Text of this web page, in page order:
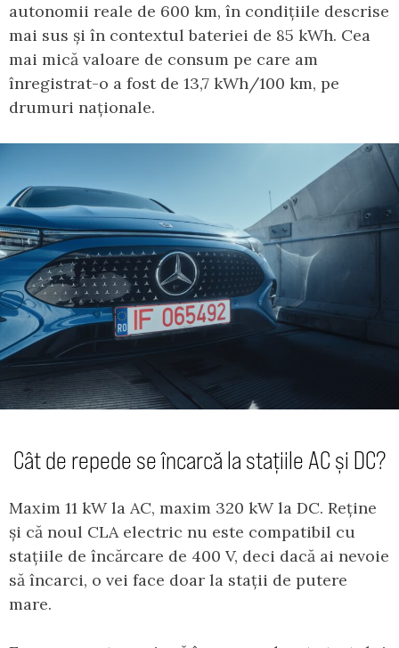
autonomii reale de 600 km, în condițiile descrise
mai sus și în contextul bateriei de 85 kWh. Cea
mai mică valoare de consum pe care am
înregistrat-o a fost de 13,7 kWh/100 km, pe
drumuri naționale.
Cât de repede se încarcă la stațiile AC și DC?
Maxim 11 kW la AC, maxim 320 kW la DC. Reține
și că noul CLA electric nu este compatibil cu
stațiile de încărcare de 400 V, deci dacă ai nevoie
să încarci, o vei face doar la stații de putere
mare.